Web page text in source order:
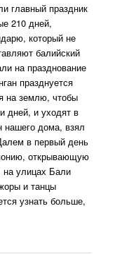
главный праздник
210 дней,
который не
балийский
на празднование
празднуется
на землю, чтобы
дней, и уходят в
нашего дома, взял
в первый день
открывающую
на улицах Бали
и танцы
узнать больше,